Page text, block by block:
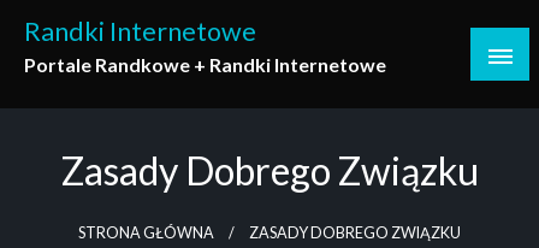
content
Randki Internetowe
Portale Randkowe + Randki Internetowe
Zasady Dobrego Związku
STRONA GŁÓWNA ZASADY DOBREGO ZWIĄZKU